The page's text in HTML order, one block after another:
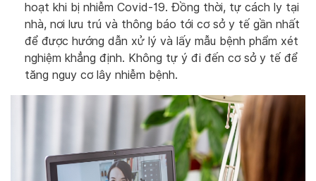
hoạt khi bị nhiễm Covid-19. Đồng thời, tự cách ly tại
nhà, nơi lưu trú và thông báo tới cơ sở y tế gần nhất
để được hướng dẫn xử lý và lấy mẫu bệnh phẩm xét
nghiệm khẳng định. Không tự ý đi đến cơ sở y tế để
tăng nguy cơ lây nhiễm bệnh.